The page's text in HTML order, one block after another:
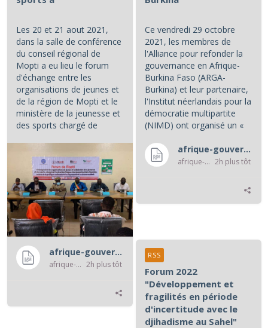
Les 20 et 21 aout 2021,
dans la salle de conférence
du conseil régional de
Mopti a eu lieu le forum
d'échange entre les
organisations de jeunes et
de la région de Mopti et le
ministère de la jeunesse et
des sports chargé de
afrique-gouvernance-rss
afrique-gouvernance-rss 2h plus tôt
Ce vendredi 29 octobre
2021, les membres de
l'Alliance pour refonder la
gouvernance en Afrique-
Burkina Faso (ARGA-
Burkina) et leur partenaire,
l'Institut néerlandais pour la
démocratie multipartite
(NIMD) ont organisé un «
afrique-gouvernance-rss
afrique-gouvernance-rss 2h plus tôt
Forum 2022
"Développement et
fragilités en période
d'incertitude avec le
djihadisme au Sahel"
RSS